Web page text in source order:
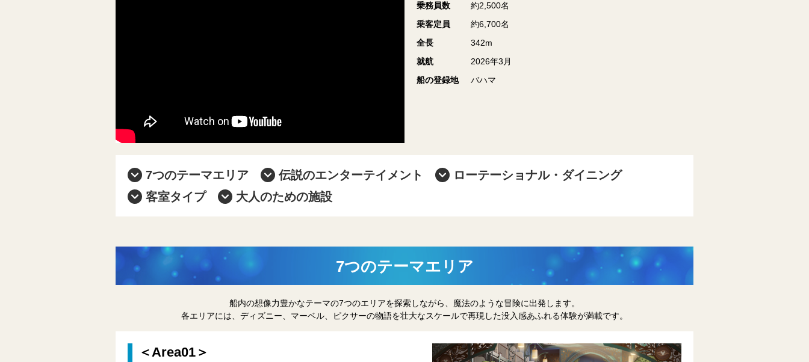
乗務員数
約2,500名
乗客定員
約6,700名
全長
342m
就航
2026年3月
船の登録地
バハマ
7つのテーマエリア 伝説のエンターテイメント
ローテーショナル・ダイニング
客室タイプ
大人のための施設
7つのテーマエリア
船内の想像力豊かなテーマの7つのエリアを探索しながら、魔法のような冒険に出発します。
各エリアには、ディズニー、マーベル、ピクサーの物語を壮大なスケールで再現した没入感あふれる体験が満載です。
＜Area01＞